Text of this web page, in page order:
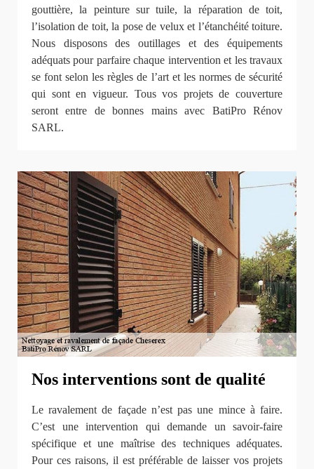
gouttière, la peinture sur tuile, la réparation de toit,
l’isolation de toit, la pose de velux et l’étanchéité toiture.
Nous disposons des outillages et des équipements
adéquats pour parfaire chaque intervention et les travaux
se font selon les règles de l’art et les normes de sécurité
qui sont en vigueur. Tous vos projets de couverture
seront entre de bonnes mains avec BatiPro Rénov
SARL.
Nos interventions sont de qualité
Le ravalement de façade n’est pas une mince à faire.
C’est une intervention qui demande un savoir-faire
spécifique et une maîtrise des techniques adéquates.
Pour ces raisons, il est préférable de laisser vos projets